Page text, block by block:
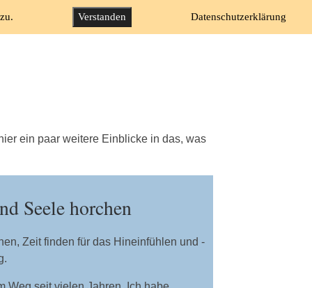
Yoga ElternArt Organisatorisches Über mich
ein paar weitere Einblicke in das, was
Seele horchen
Zeit finden für das Hineinfühlen und -
Verstanden Datenschutzerklärung